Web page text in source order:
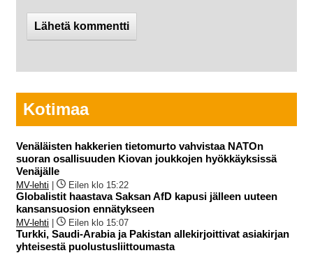
Kotimaa
Venäläisten hakkerien tietomurto vahvistaa NATOn
suoran osallisuuden Kiovan joukkojen hyökkäyksissä
Venäjälle
MV-lehti | Eilen klo 15:22
Globalistit haastava Saksan AfD kapusi jälleen uuteen
kansansuosion ennätykseen
MV-lehti | Eilen klo 15:07
Turkki, Saudi-Arabia ja Pakistan allekirjoittivat asiakirjan
yhteisestä puolustusliittoumasta